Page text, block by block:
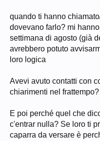
quando ti hanno
dovevano farlo? mi
settimana di agosto (già
avrebbero potuto
loro logica
Avevi avuto contatti con
chiarimenti nel
E poi perché quel che
c'entrar nulla? Se loro ti
caparra da versare è